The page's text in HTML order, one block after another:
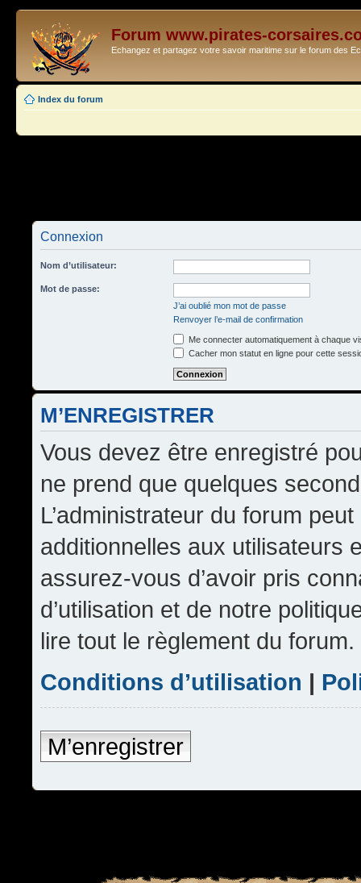
Forum www.pirates-
Echangez et partagez votre savoir maritime sur le forum des
Index du forum
Connexion
Nom d’utilisateur:
Mot de passe:
J’ai oublié mon mot de passe
Renvoyer l’e-mail de confirmation
Me connecter automatiquement à chaque
Cacher mon statut en ligne pour cette
M’ENREGISTRER
Vous devez être enregistré
ne prend que quelques
L’administrateur du forum
additionnelles aux utilisateurs
assurez-vous d’avoir pris
d’utilisation et de notre
lire tout le règlement du forum.
Conditions d’utilisation |
M’enregistrer